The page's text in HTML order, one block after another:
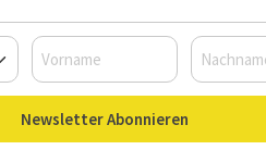
Newsletter Abonnieren